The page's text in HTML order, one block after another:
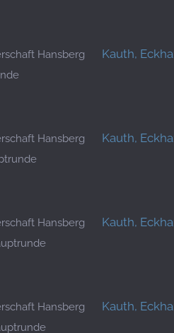
Hansberg
Kauth,
Hansberg
Kauth,
Hansberg
Kauth,
Hansberg
Kauth,